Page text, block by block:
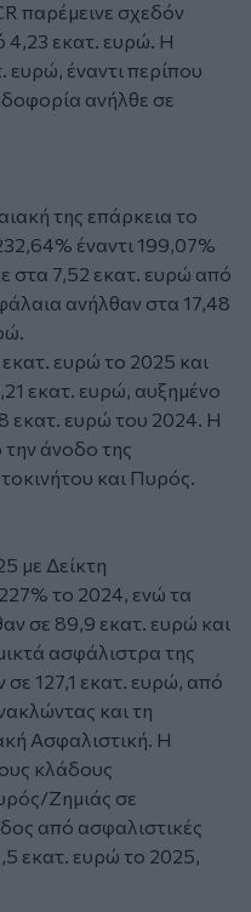
παρέμεινε σχεδόν
4,23 εκατ. ευρώ. Η
έναντι περίπου
ανήλθε σε
της επάρκεια το
έναντι 199,07%
στα 7,52 εκατ. ευρώ από
ανήλθαν στα 17,48
ευρώ το 2025 και
εκατ. ευρώ, αυξημένο
εκατ. ευρώ του 2024. Η
άνοδο της
και Πυρός.
με Δείκτη
το 2024, ενώ τα
σε 89,9 εκατ. ευρώ και
ασφάλιστρα της
127,1 εκατ. ευρώ, από
και τη
Ασφαλιστική. Η
κλάδους
Ζημιάς σε
από ασφαλιστικές
εκατ. ευρώ το 2025,